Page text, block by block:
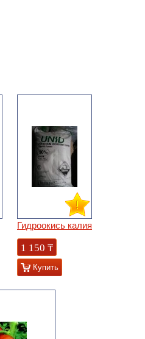
Гидроокись калия
1 150 ₸
Купить